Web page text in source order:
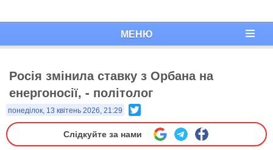
МЕНЮ
Росія змінила ставку з Орбана на
енергоносії, - політолог
понеділок, 13 квітень 2026, 21:29
Слідкуйте за нами